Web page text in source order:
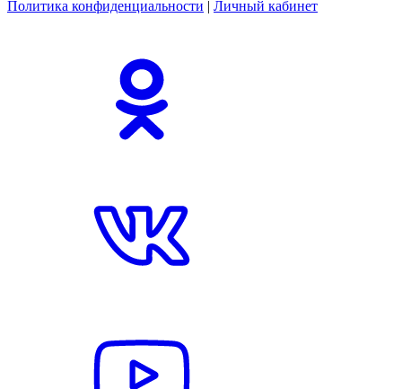
Политика конфиденциальности | Личный кабинет